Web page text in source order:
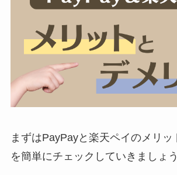
まずはPayPayと楽天ペイのメリッ
を簡単にチェックしていきましょう